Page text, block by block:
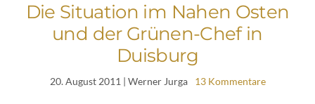
Die Situation im Nahen Osten
und der Grünen-Chef in
Duisburg
20. August 2011 | Werner Jurga 13 Kommentare